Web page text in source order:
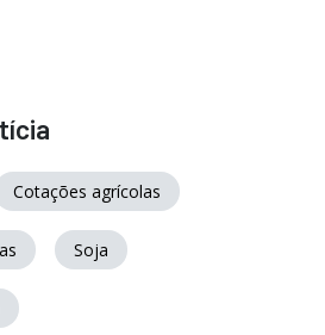
Cotações agrícolas
Soja